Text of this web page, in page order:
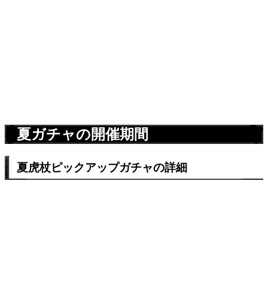
夏ガチャの開催期間
夏虎杖ピックアップガチャの詳細